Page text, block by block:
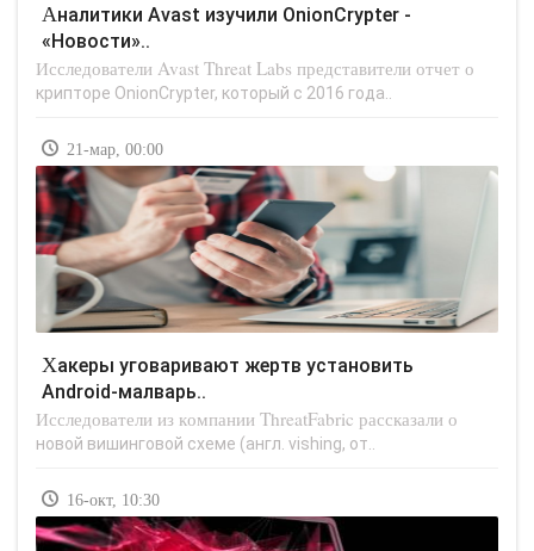
Аналитики Avast изучили OnionCrypter -
«Новости»..
Исследователи Avast Threat Labs представители отчет о
крипторе OnionCrypter, который с 2016 года..
21-мар, 00:00
Хакеры уговаривают жертв установить
Android-малварь..
Исследователи из компании ThreatFabric рассказали о
новой вишинговой схеме (англ. vishing, от..
16-окт, 10:30